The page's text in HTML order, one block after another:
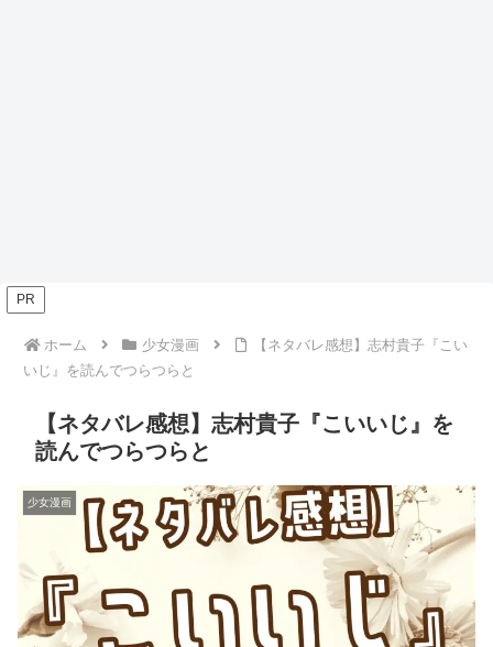
PR
ホーム 少女漫画
【ネタバレ感想】志村貴子『こい
いじ』を読んでつらつらと
【ネタバレ感想】志村貴子『こいいじ』を
読んでつらつらと
少女漫画